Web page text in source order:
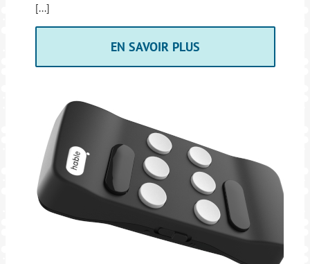
[...]
EN SAVOIR PLUS